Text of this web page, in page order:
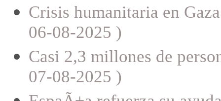
Crisis humanitaria en
06-08-2025 )
Casi 2,3 millones de
07-08-2025 )